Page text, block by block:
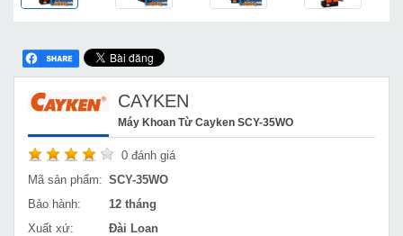
CAYKEN
Máy Khoan Từ Cayken SCY-35WO
0 đánh giá
Mã sản phẩm: SCY-35WO
Bảo hành:
12 tháng
Xuất xứ:
Đài Loan